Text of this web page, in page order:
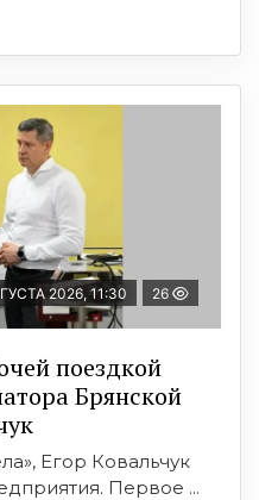
2026, 11:30 26
поездкой
Брянской
Егор Ковальчук
Первое ...